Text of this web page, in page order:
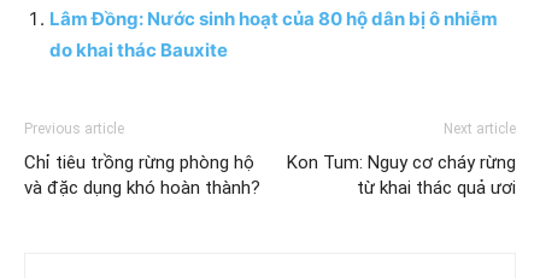
Lâm Đồng: Nước sinh hoạt của 80 hộ dân bị ô nhiễm
do khai thác Bauxite
Previous article
Chỉ tiêu trồng rừng phòng hộ
và đặc dụng khó hoàn thành?
Next article
Kon Tum: Nguy cơ cháy rừng
từ khai thác quả ươi